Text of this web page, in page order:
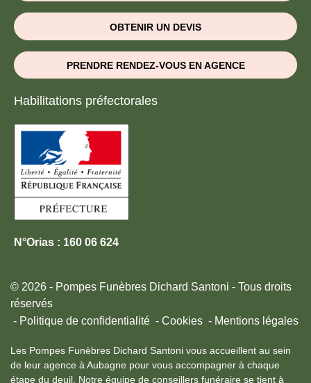
OBTENIR UN DEVIS
PRENDRE RENDEZ-VOUS EN AGENCE
Habilitations préfectorales
N°Orias : 160 06 624
© 2026 - Pompes Funèbres Dichard Santoni - Tous droits
réservés
Politique de confidentialité
Cookies Mentions légales
Les Pompes Funèbres Dichard Santoni vous accueillent au sein
de leur agence à Aubagne pour vous accompagner à chaque
étape du deuil. Notre équipe de conseillers funéraire se tient à